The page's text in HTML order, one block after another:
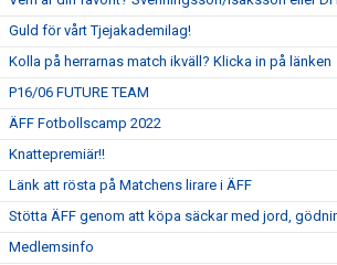
Guld för vårt Tjejakademilag!
Kolla på herrarnas match ikväll? Klicka in på länken
P16/06 FUTURE TEAM
ÄFF Fotbollscamp 2022
Knattepremiär!!
Länk att rösta på Matchens lirare i ÄFF
Stötta ÄFF genom att köpa säckar med jord,
Medlemsinfo